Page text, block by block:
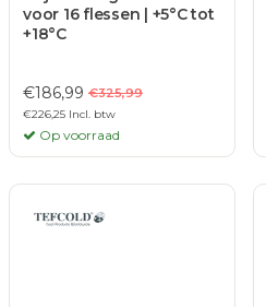
voor 16 flessen | +5°C tot
+18°C
€186,99 €325,99
€226,25 Incl. btw
Op voorraad